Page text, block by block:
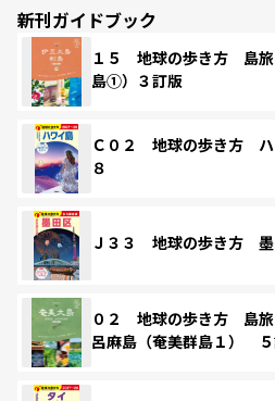
新刊ガイドブック
１５ 地球の歩き方 島
島①）３訂版
Ｃ０２ 地球の歩き方
８
Ｊ３３ 地球の歩き方
０２ 地球の歩き方 島
呂麻島（奄美群島１）